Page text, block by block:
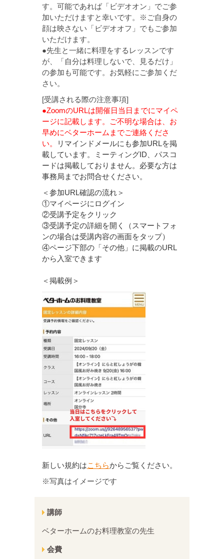
す。可能であれば「ビデオオン」でご参
加いただけますと幸いです。※ご自身の
顔は映さない「ビデオオフ」でもご参加
いただけます。
●先生と一緒に料理をするレッスンです
が、「自分は料理しないで、見るだけ」
の参加も可能です。お気軽にご参加くだ
さい。
[受講される際の注意事項]
●ZoomのURLは開催日当日までにマイペ
ージに記載します。ご不明な場合は、お
早めにベターホームまでご連絡くださ
い。
リマインドメールにも参加URLを掲
載しています。ミーティングID、パスコ
ードは掲載しておりません。必要な方は
事務局までお問合せください。
＜参加URL確認の流れ＞
①マイページにログイン
②受講予定をクリック
③受講予定の詳細を開く（スマートフォ
ンの場合は受講内容の画面をタップ）
④ページ下部の「その他」に掲載のURL
から入室できます
＜掲載例＞
新しい規約はこちらからご覧ください。
※写真はイメージです
講師
ベターホームのお料理教室の先生
会費